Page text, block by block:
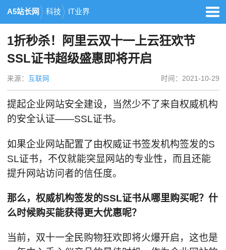
A5站长网 科技 IT业界
1折秒杀！阿里云双十一上云狂欢节
SSL证书超级盛惠即将开启
来源： 互联网 时间：2021-10-29
提起企业网站安全建设，当然少不了来自权威机构
的安全认证——SSL证书。
如果企业网站配置了由权威证书签发机构签发的S
SL证书，不仅就能突显网站的专业性，而且还能
提升网站访问者的信任度。
那么，权威机构签发的SSL证书从哪里购买呢？什
么时候购买能获得更大优惠呢？
当前，双十一全民购物狂欢即将火爆开启，这也是